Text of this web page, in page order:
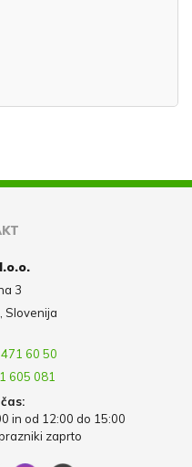
3
Slovenija
60 50
605 081
in od 12:00 do 15:00
zaprto